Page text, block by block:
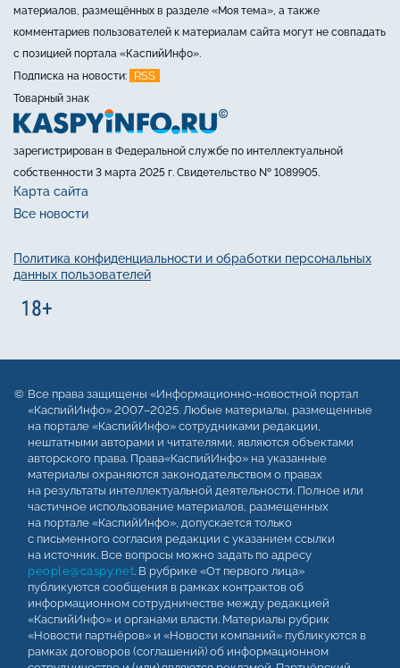
материалов, размещённых в разделе «Моя тема», а также
комментариев пользователей к материалам сайта могут не совпадать
с позицией портала «КаспийИнфо».
Подписка на новости:
RSS
Товарный знак
зарегистрирован в Федеральной службе по интеллектуальной
собственности 3 марта 2025 г. Свидетельство № 1089905.
Карта сайта
Все новости
Политика конфиденциальности и обработки персональных
данных пользователей
Все права защищены «Информационно-новостной портал
«КаспийИнфо» 2007–2025. Любые материалы, размещенные
на портале «КаспийИнфо» сотрудниками редакции,
нештатными авторами и читателями, являются объектами
авторского права. Права«КаспийИнфо» на указанные
материалы охраняются законодательством о правах
на результаты интеллектуальной деятельности. Полное или
частичное использование материалов, размещенных
на портале «КаспийИнфо», допускается только
с письменного согласия редакции с указанием ссылки
на источник. Все вопросы можно задать по адресу
people@caspy.net. В рубрике «От первого лица»
публикуются сообщения в рамках контрактов об
информационном сотрудничестве между редакцией
«КаспийИнфо» и органами власти. Материалы рубрик
«Новости партнёров» и «Новости компаний» публикуются в
рамках договоров (соглашений) об информационном